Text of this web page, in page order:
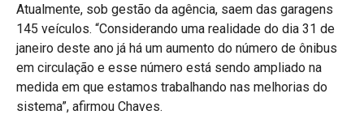
Atualmente, sob gestão da agência, saem das garagens
145 veículos. “Considerando uma realidade do dia 31 de
janeiro deste ano já há um aumento do número de ônibus
em circulação e esse número está sendo ampliado na
medida em que estamos trabalhando nas melhorias do
sistema”, afirmou Chaves.